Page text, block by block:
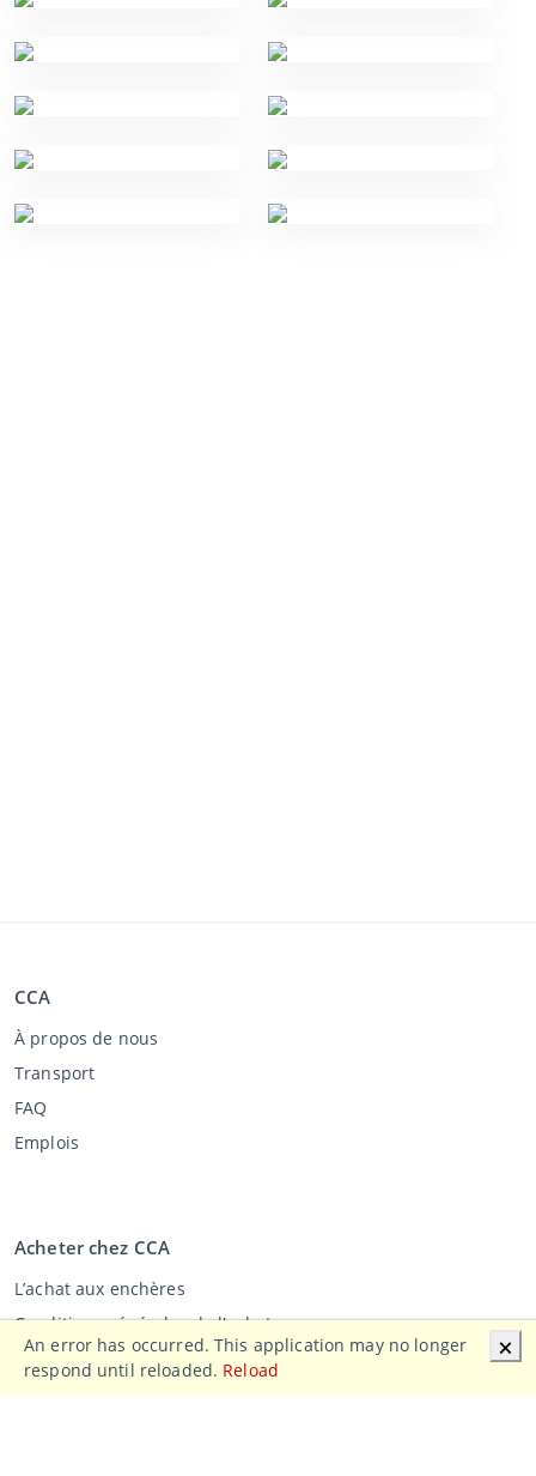
CCA
À propos de nous
Transport
FAQ
Emplois
Acheter chez CCA
L’achat aux enchères
Conditions générales de l'acheteur
Clause de non-responsabilité
Déclaration de confidentialité
An error has occurred. This application may no longer
respond until reloaded. Reload
🗙